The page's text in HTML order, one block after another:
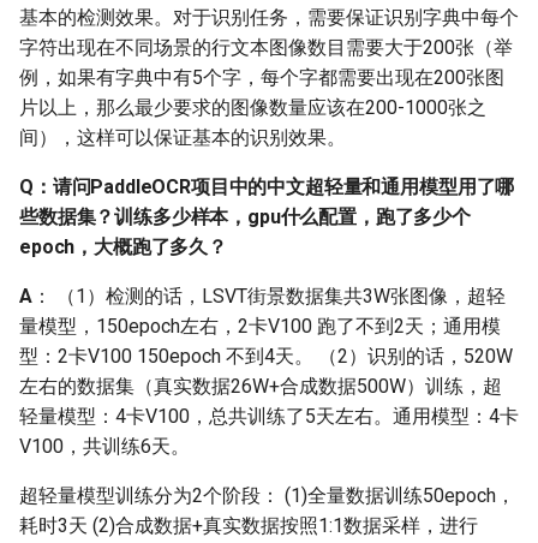
2.12 预测
Q: 为什么PaddleOCR检测
预测是只支持一张图片测
试？即
test_batch_size_per_card=1
Q: PaddleOCR支持tensorrt
推理吗？
Q: 如何使用TensorRT加速
PaddleOCR预测？
Q: 为什么识别模型做预测
的时候，预测图片的数量
2.13 推理部署
基本的检测效果。对于识别任务，需要保证识别字典中每个
字符出现在不同场景的行文本图像数目需要大于200张（举
例，如果有字典中有5个字，每个字都需要出现在200张图
片以上，那么最少要求的图像数量应该在200-1000张之
间），这样可以保证基本的识别效果。
Q：请问PaddleOCR项目中的中文超轻量和通用模型用了哪
些数据集？训练多少样本，gpu什么配置，跑了多少个
epoch，大概跑了多久？
A ： （1）检测的话，LSVT街景数据集共3W张图像，超轻
量模型，150epoch左右，2卡V100 跑了不到2天；通用模
型：2卡V100 150epoch 不到4天。 （2）识别的话，520W
左右的数据集（真实数据26W+合成数据500W）训练，超
轻量模型：4卡V100，总共训练了5天左右。通用模型：4卡
V100，共训练6天。
超轻量模型训练分为2个阶段： (1)全量数据训练50epoch，
耗时3天 (2)合成数据+真实数据按照1:1数据采样，进行